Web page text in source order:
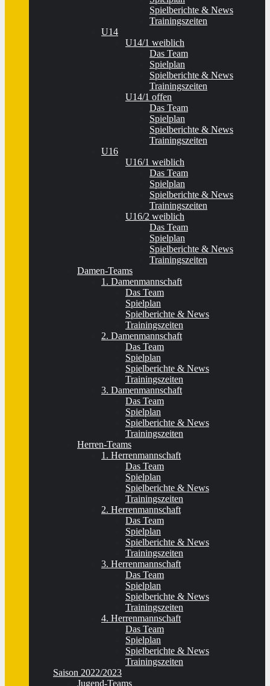
Spielberichte & News
Trainingszeiten
U14
U14/1 weiblich
Das Team
Spielplan
Spielberichte & News
Trainingszeiten
U14/1 offen
Das Team
Spielplan
Spielberichte & News
Trainingszeiten
U16
U16/1 weiblich
Das Team
Spielplan
Spielberichte & News
Trainingszeiten
U16/2 weiblich
Das Team
Spielplan
Spielberichte & News
Trainingszeiten
Damen-Teams
1. Damenmannschaft
Das Team
Spielplan
Spielberichte & News
Trainingszeiten
2. Damenmannschaft
Das Team
Spielplan
Spielberichte & News
Trainingszeiten
3. Damenmannschaft
Das Team
Spielplan
Spielberichte & News
Trainingszeiten
Herren-Teams
1. Herrenmannschaft
Das Team
Spielplan
Spielberichte & News
Trainingszeiten
2. Herrenmannschaft
Das Team
Spielplan
Spielberichte & News
Trainingszeiten
3. Herrenmannschaft
Das Team
Spielplan
Spielberichte & News
Trainingszeiten
4. Herrenmannschaft
Das Team
Spielplan
Spielberichte & News
Trainingszeiten
Saison 2022/2023
Jugend-Teams